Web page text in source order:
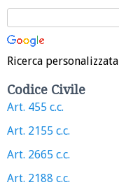
Ricerca personalizzata
Codice Civile
Art. 455 c.c.
Art. 2155 c.c.
Art. 2665 c.c.
Art. 2188 c.c.